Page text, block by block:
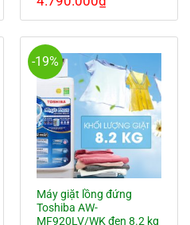
6.900.000₫.
4.790.000₫.
-19%
Máy giặt lồng đứng
Toshiba AW-
MF920LV/WK đen 8.2 kg